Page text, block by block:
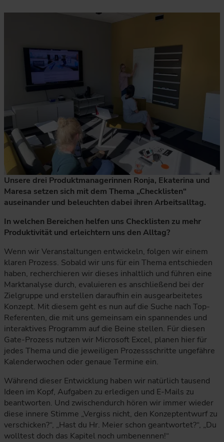
Unsere drei Produktmanagerinnen Ronja, Ekaterina und
Maresa setzen sich mit dem Thema „Checklisten“
auseinander und beleuchten dabei ihren Arbeitsalltag.
In welchen Bereichen helfen uns Checklisten zu mehr
Produktivität und erleichtern uns den Alltag?
Wenn wir Veranstaltungen entwickeln, folgen wir einem
klaren Prozess. Sobald wir uns für ein Thema entschieden
haben, recherchieren wir dieses inhaltlich und führen eine
Marktanalyse durch, evaluieren es anschließend bei der
Zielgruppe und erstellen daraufhin ein ausgearbeitetes
Konzept. Mit diesem geht es nun auf die Suche nach Top-
Referenten, die mit uns gemeinsam ein spannendes und
interaktives Programm auf die Beine stellen. Für diesen
Gate-Prozess nutzen wir Microsoft Excel, planen hier für
jedes Thema und die jeweiligen Prozessschritte ungefähre
Kalenderwochen oder genaue Termine ein.
Während dieser Entwicklung haben wir natürlich tausend
Ideen im Kopf, Aufgaben zu erledigen und E-Mails zu
beantworten. Und zwischendurch hören wir immer wieder
diese innere Stimme „Vergiss nicht, den Konzeptentwurf zu
verschicken?“, „Hast du Hr. Meier schon geantwortet?“, „Du
wolltest doch das Kapitel noch umbenennen!“